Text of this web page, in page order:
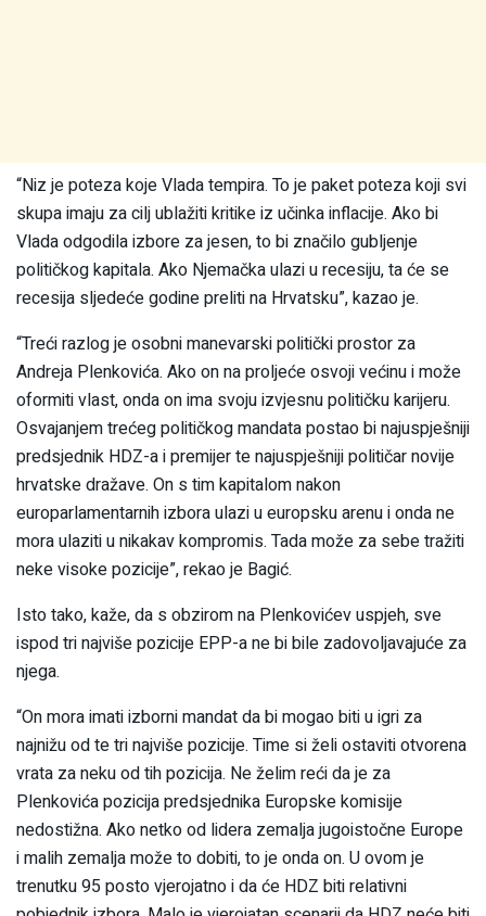
“Niz je poteza koje Vlada tempira. To je paket poteza koji svi
skupa imaju za cilj ublažiti kritike iz učinka inflacije. Ako bi
Vlada odgodila izbore za jesen, to bi značilo gubljenje
političkog kapitala. Ako Njemačka ulazi u recesiju, ta će se
recesija sljedeće godine preliti na Hrvatsku”, kazao je.
“Treći razlog je osobni manevarski politički prostor za
Andreja Plenkovića. Ako on na proljeće osvoji većinu i može
oformiti vlast, onda on ima svoju izvjesnu političku karijeru.
Osvajanjem trećeg političkog mandata postao bi najuspješniji
predsjednik HDZ-a i premijer te najuspješniji političar novije
hrvatske dražave. On s tim kapitalom nakon
europarlamentarnih izbora ulazi u europsku arenu i onda ne
mora ulaziti u nikakav kompromis. Tada može za sebe tražiti
neke visoke pozicije”, rekao je Bagić.
Isto tako, kaže, da s obzirom na Plenkovićev uspjeh, sve
ispod tri najviše pozicije EPP-a ne bi bile zadovoljavajuće za
njega.
“On mora imati izborni mandat da bi mogao biti u igri za
najnižu od te tri najviše pozicije. Time si želi ostaviti otvorena
vrata za neku od tih pozicija. Ne želim reći da je za
Plenkovića pozicija predsjednika Europske komisije
nedostižna. Ako netko od lidera zemalja jugoistočne Europe
i malih zemalja može to dobiti, to je onda on. U ovom je
trenutku 95 posto vjerojatno i da će HDZ biti relativni